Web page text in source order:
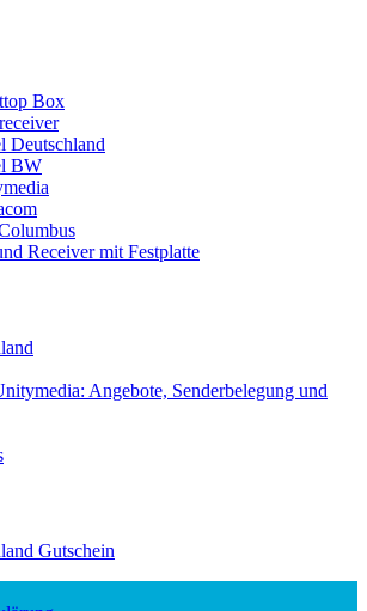
Box
Deutschland
BW
Receiver mit Festplatte
Angebote, Senderbelegung und
Gutschein